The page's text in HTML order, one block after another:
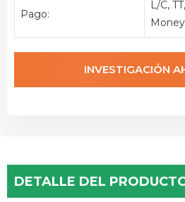
Pago:
L/C,
INVESTIGACIÓN
DETALLE DEL